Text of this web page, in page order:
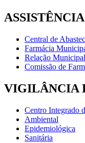
Central de
Farmácia
Relação
Comissão de
VIGILÂNCIA
Centro Integrado
Ambiental
Epidemiológica
Sanitária